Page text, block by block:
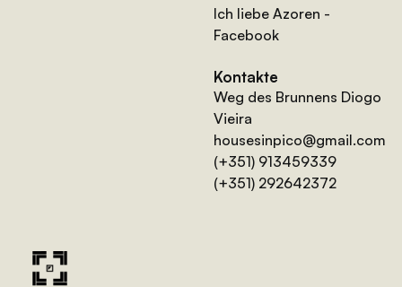
Ich liebe Azoren -
Facebook
Kontakte
Weg des Brunnens Diogo
Vieira
housesinpico@gmail.com
(+351) 913459339
(+351) 292642372